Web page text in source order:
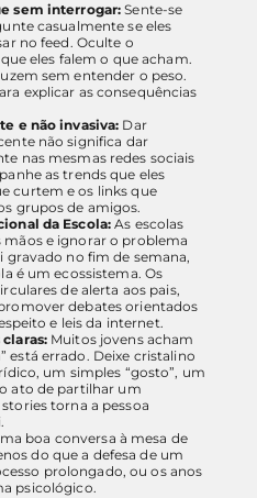
sem interrogar: Sente-se
casualmente se eles
no feed. Oculte o
eles falem o que acham.
sem entender o peso.
explicar as consequências
e não invasiva: Dar
não significa dar
nas mesmas redes sociais
as trends que eles
curtem e os links que
grupos de amigos.
da Escola: As escolas
mãos e ignorar o problema
gravado no fim de semana,
é um ecossistema. Os
de alerta aos pais,
debates orientados
e leis da internet.
Muitos jovens acham
está errado. Deixe cristalino
um simples “gosto”, um
ato de partilhar um
torna a pessoa
boa conversa à mesa de
do que a defesa de um
prolongado, ou os anos
psicológico.